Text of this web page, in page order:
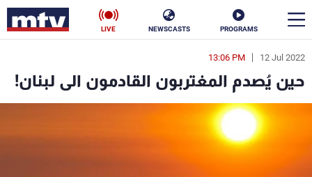
PROGRAMS
NEWSCASTS
LIVE
12 Jul 2022
13:06 PM
حين يُصدم المغتربون القادمون الى لبنان!
en
الأخبار
إقتصاد